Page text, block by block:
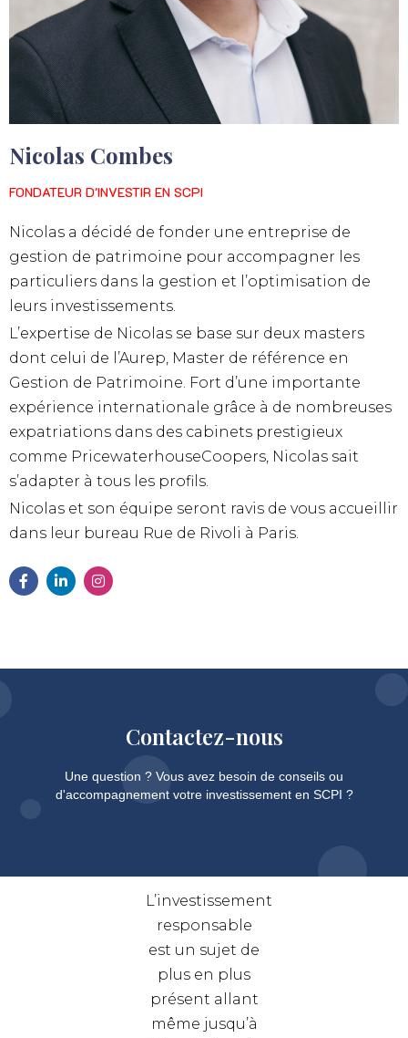
Nicolas Combes
FONDATEUR D'INVESTIR EN SCPI
Nicolas a décidé de fonder une entreprise de
gestion de patrimoine pour accompagner les
particuliers dans la gestion et l’optimisation de
leurs investissements.
L’expertise de Nicolas se base sur deux masters
dont celui de l’Aurep, Master de référence en
Gestion de Patrimoine. Fort d’une importante
expérience internationale grâce à de nombreuses
expatriations dans des cabinets prestigieux
comme PricewaterhouseCoopers, Nicolas sait
s’adapter à tous les profils.
Nicolas et son équipe seront ravis de vous accueillir
dans leur bureau Rue de Rivoli à Paris.
Contactez-nous
Une question ? Vous avez besoin de conseils ou
d'accompagnement votre investissement en SCPI ?
L’investissement
responsable
est un sujet de
plus en plus
présent allant
même jusqu’à